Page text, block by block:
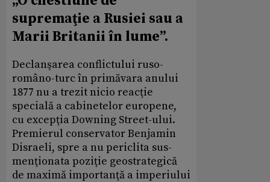
supremaţie a Rusiei sau a
Marii Britanii în lume”.
Declanşarea conflictului ruso-
româno-turc în primăvara anului
1877 nu a trezit nicio reacţie
specială a cabinetelor europene,
cu excepţia Downing Street-ului.
Premierul conservator Benjamin
Disraeli, spre a nu periclita sus-
menţionata poziţie geostrategică
de maximă importanţă a imperiului